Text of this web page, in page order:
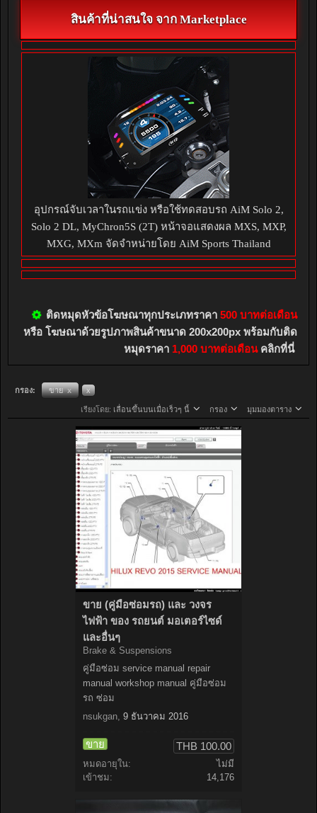
สินค้าที่น่าสนใจ จาก Marketplace
อุปกรณ์จับเวลาในรถแข่ง หรือใช้ทดสอบรถ AiM Solo 2,
Solo 2 DL, MyChron5S (2T) หน้าจอแสดงผล MXS, MXP,
MXG, MXm จัดจำหน่ายโดย AiM Sports Thailand
ติดหมุดหัวข้อโฆษณาทุกประเภทราคา 500 บาทต่อเดือน
หรือ โฆษณาด้วยรูปภาพสินค้าขนาด 200x200px พร้อมกับติด
หมุดราคา 1,000 บาทต่อเดือนคลิกที่นี่
กรอง: ขาย x x
เรียงโดย: เลื่อนขึ้นบนเมื่อเร็วๆ นี้ กรอง มุมมองตาราง
ขาย (คู่มือซ่อมรถ) และ วงจร
ไฟฟ้า ของ รถยนต์ มอเตอร์ไซด์
และอื่นๆ
Brake & Suspensions
คู่มือซ่อม service manual repair
manual workshop manual คู่มือซ่อม
รถ ซ่อม
nsukgan 9 ธันวาคม 2016
ขาย THB 100.00
หมดอายุใน:
ไม่มี
เข้าชม:
14,176